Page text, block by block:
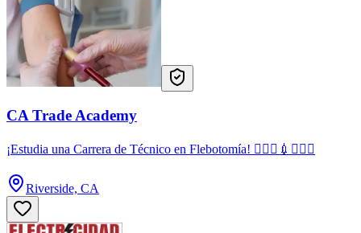
CA Trade Academy
¡Estudia una Carrera de Técnico en Flebotomía! 👩🏻‍⚕️💉🧑🏻‍⚕️
Riverside, CA